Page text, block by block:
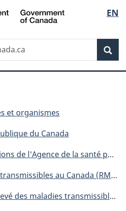
Passer
au
principal
Passer
à
Au
du
Passer
à
version
simplifiée
de
la
EN
et organismes
du Canada
de la santé publique du Canada
au Canada (RMTC)
transmissibles au Canada (RMTC)